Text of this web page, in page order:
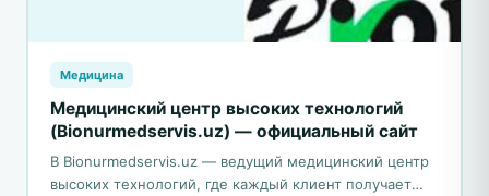
Медицина
Медицинский центр высоких технологий
(Bionurmedservis.uz) — официальный сайт
В Bionurmedservis.uz — ведущий медицинский центр
высоких технологий, где каждый клиент получает